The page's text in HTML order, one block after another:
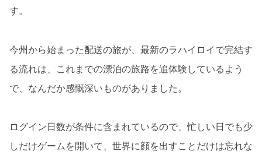
す。
今州から始まった配送の旅が、最新のラハイロイで完結す
る流れは、これまでの漂泊の旅路を追体験しているよう
で、なんだか感慨深いものがありました。
ログイン日数が条件に含まれているので、忙しい日でも少
しだけゲームを開いて、世界に顔を出すことだけは忘れな